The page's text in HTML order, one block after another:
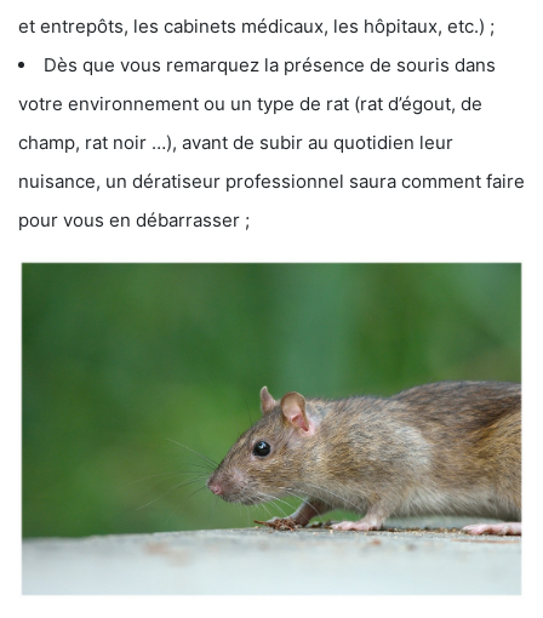
et entrepôts, les cabinets médicaux, les hôpitaux, etc.) ;
Dès que vous remarquez la présence de souris dans
votre environnement ou un type de rat (rat d’égout, de
champ, rat noir …), avant de subir au quotidien leur
nuisance, un dératiseur professionnel saura comment faire
pour vous en débarrasser ;